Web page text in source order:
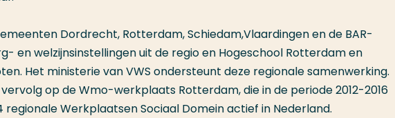
Dordrecht, Rotterdam, Schiedam,Vlaardingen en de BAR-
en welzijnsinstellingen uit de regio en Hogeschool Rotterdam en
Het ministerie van VWS ondersteunt deze regionale samenwerking.
op de Wmo-werkplaats Rotterdam, die in de periode 2012-2016
regionale Werkplaatsen Sociaal Domein actief in Nederland.